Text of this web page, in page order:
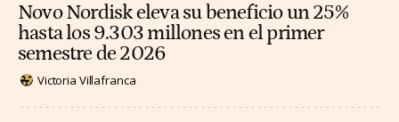
Novo Nordisk eleva su beneficio un 25%
hasta los 9.303 millones en el primer
semestre de 2026
Victoria Villafranca